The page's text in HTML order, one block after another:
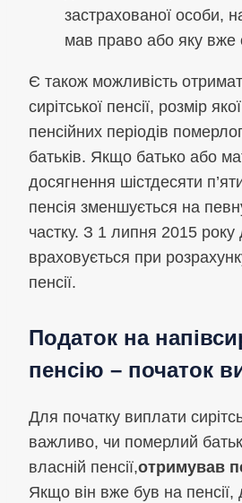
застрахованої особи,
мав право або яку вже
Є також можливість
сирітської пенсії, розмір
пенсійних періодів
батьків. Якщо батько або
досягнення шістдесяти
пенсія зменшується на
частку. З 1 липня 2015 року
враховується при
пенсії.
Податок на
пенсію – початок
Для початку виплати
важливо, чи померлий
власній пенсії,отримував
Якщо він вже був на пенсії,